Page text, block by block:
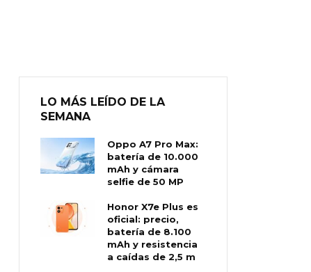
LO MÁS LEÍDO DE LA
SEMANA
Oppo A7 Pro Max:
batería de 10.000
mAh y cámara
selfie de 50 MP
Honor X7e Plus es
oficial: precio,
batería de 8.100
mAh y resistencia
a caídas de 2,5 m